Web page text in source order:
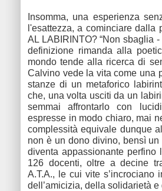
Insomma, una esperienza
l'esattezza, a cominciare dalla
AL LABIRINTO? “Non sbaglia
definizione rimanda alla
mondo tende alla ricerca di
Calvino vede la vita come una
stanze di un metaforico
che, una volta usciti da un
semmai affrontarlo con
espresse in modo chiaro, mai
complessità equivale dunque
non è un dono divino, bensì
diventa appassionante
126 docenti, oltre a decine
A.T.A., le cui vite s’incrociano
dell’amicizia, della solidarietà e